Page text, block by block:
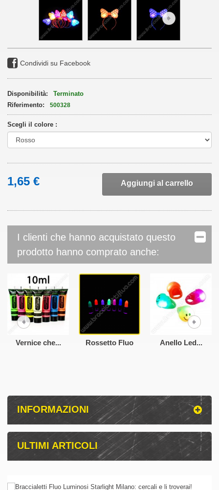
Condividi su Facebook
Disponibilità:
Terminato
Riferimento:
500328
Scegli il colore :
1,65 € Aggiungi al carrello
I clienti che hanno acquistato questo
prodotto hanno comprato anche:
Vernice che... Rossetto Fluo Anello Led...
INFORMAZIONI
ULTIMI ARTICOLI